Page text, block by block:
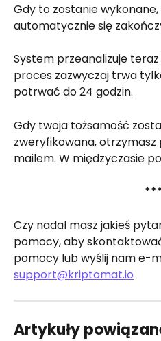
Gdy to zostanie
automatycznie się
System przeanalizuje
proces zazwyczaj trwa
potrwać do 24 godzin.
Gdy twoja tożsamość
zweryfikowana,
mailem. W międzyczasie
Czy nadal masz jakieś
pomocy, aby
pomocy lub wyślij nam e-
support@kriptomat.io
Artykuły